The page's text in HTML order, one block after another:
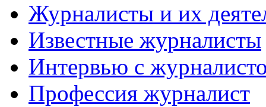
Журналисты и их
Известные журналисты
Интервью с
Профессия журналист